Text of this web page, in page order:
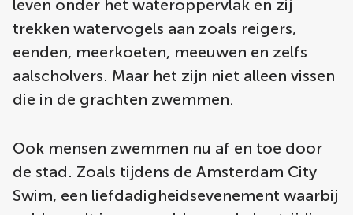
leven onder het wateroppervlak en zij
trekken watervogels aan zoals reigers,
eenden, meerkoeten, meeuwen en zelfs
aalscholvers. Maar het zijn niet alleen vissen
die in de grachten zwemmen.
Ook mensen zwemmen nu af en toe door
de stad. Zoals tijdens de Amsterdam City
Swim, een liefdadigheidsevenement waarbij